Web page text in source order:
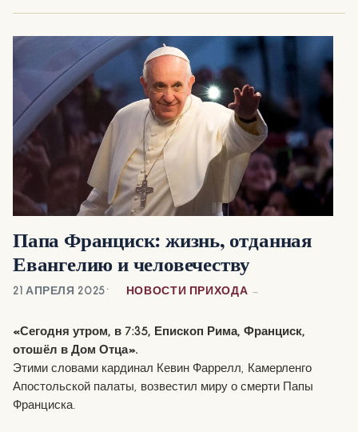
Папа Франциск: жизнь, отданная
Евангелию и человечеству
НОВОСТИ ПРИХОДА
21 АПРЕЛЯ 2025
«Сегодня утром, в 7:35, Епископ Рима, Франциск,
отошёл в Дом Отца».
Этими словами кардинал Кевин Фаррелл, Камерленго
Апостольской палаты, возвестил миру о смерти Папы
Франциска.